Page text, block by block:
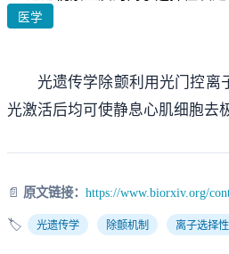
医学
光遗传学除颤利用光门控离
光激活后均可使静息心肌细胞去
📄 原文链接： https://www.biorxiv.org/
🏷️ 光遗传学 除颤机制 离子选择性